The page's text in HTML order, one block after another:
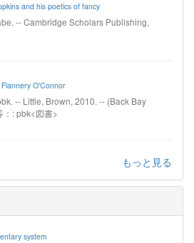
and his poetics of fancy
-- Cambridge Scholars Publishing,
O'Connor
-- Little, Brown, 2010. -- (Back Bay
: pbk<図書>
もっと見る
system